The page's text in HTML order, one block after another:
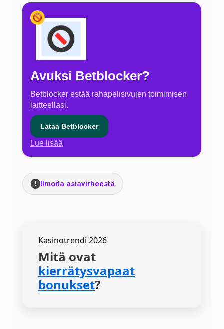
Avuksi Betblocker?
Betblocker estää rahapelisivujen toimimisen
laitteellasi.
Lataa Betblocker
Lue lisää
! Ilmoita asiavirheestä
Kasinotrendi 2026
Mitä ovat
kierrätysvapaat
bonukset?